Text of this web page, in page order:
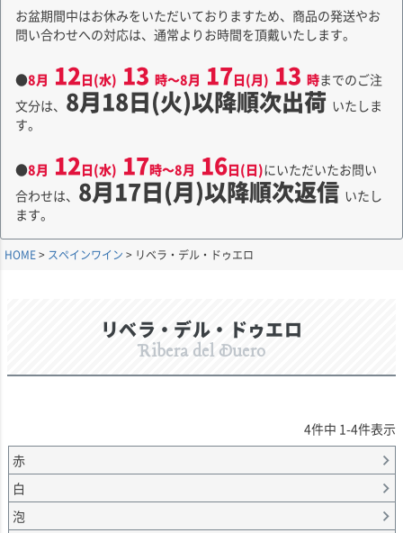
お盆期間中はお休みをいただいておりますため、商品の発送やお
問い合わせへの対応は、通常よりお時間を頂戴いたします。
●8月 12日(水) 13 時～8月 17日(月) 13 時までのご注
文分は、 8月18日(火)以降順次出荷 いたしま
す。
●8月 12日(水) 17時～8月 16日(日)にいただいたお問い
合わせは、 8月17日(月)以降順次返信 いたし
ます。
HOME スペインワイン リベラ・デル・ドゥエロ
リベラ・デル・ドゥエロ
Ribera del Duero
4件中 1-4件表示
赤
白
泡